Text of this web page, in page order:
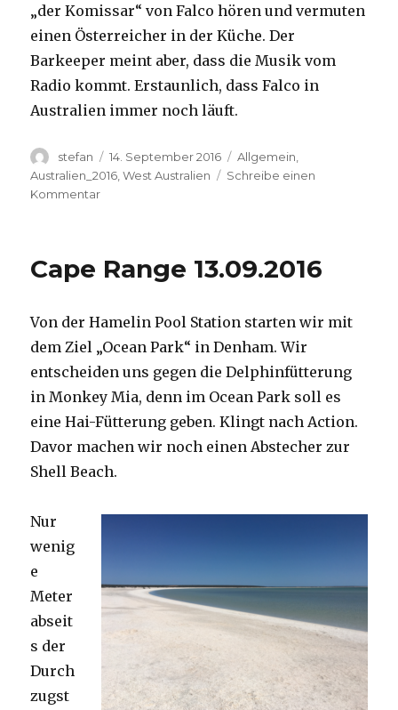
„der Komissar“ von Falco hören und vermuten
einen Österreicher in der Küche. Der
Barkeeper meint aber, dass die Musik vom
Radio kommt. Erstaunlich, dass Falco in
Australien immer noch läuft.
Autor
stefan
Veröffentlicht
am
14. September 2016 Kategorien
Allgemein
Australien_2016 ,West Australien
Schreibe einen
Kommentarzu
Cape Range 13.09.2016
Von der Hamelin Pool Station starten wir mit
dem Ziel „Ocean Park“ in Denham. Wir
entscheiden uns gegen die Delphinfütterung
in Monkey Mia, denn im Ocean Park soll es
eine Hai-Fütterung geben. Klingt nach Action.
Davor machen wir noch einen Abstecher zur
Shell Beach.
Nur
wenig
e
Meter
abseit
s der
Durch
zugst